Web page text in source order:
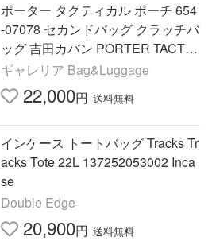
ポーター タクティカル ポーチ 654
-07078 セカンドバッグ クラッチバ
ッグ 吉田カバン PORTER TACTIC
AL POUCH 小物入れ メンズ 日本
製
ギャレリア Bag&Luggage
22,000円 送料無料
インケース トートバッグ Tracks Tr
acks Tote 22L 137252053002 Inca
se
Double Edge
20,900円 送料無料